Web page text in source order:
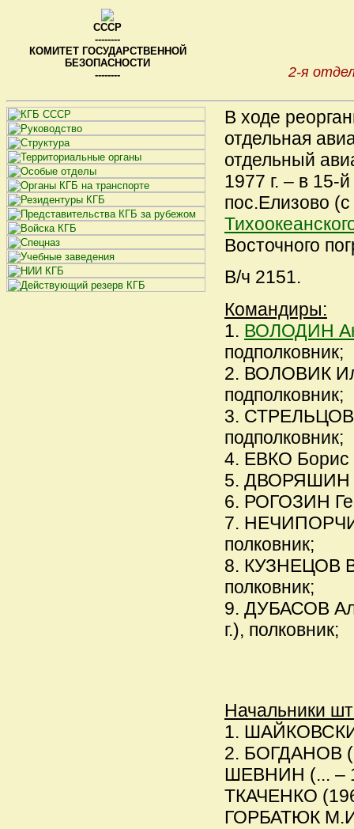
СССР
--------
КОМИТЕТ ГОСУДАРСТВЕННОЙ
БЕЗОПАСНОСТИ
--------
2-я
В ходе
отдельная
отдельный
1977 г. – в 15-
пос.Елизово
Восточного
В/ч 2151.
Командиры:
1. ВОЛОДИН
подполковник;
2. ВОЛОВИК
подполковник;
3. СТРЕЛЬЦОВ
подполковник;
4. ЕВКО Борис
5. ДВОРЯШИН
6. РОГОЗИН
7.
полковник;
8. КУЗНЕЦОВ
полковник;
9. ДУБАСОВ
г.), полковник;
Начальники
1.
2. БОГДАНОВ
ШЕВНИН (... –
ТКАЧЕНКО
ГОРБАТЮК М.И.